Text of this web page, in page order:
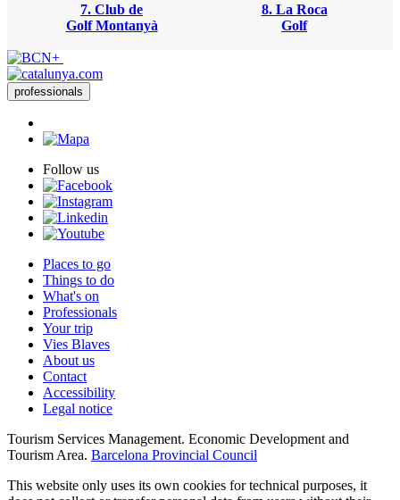
7. Club de
Golf Montanyà
8. La Roca
Golf
professionals
Follow us
Places to go
Things to do
What's on
Professionals
Your trip
Vies Blaves
About us
Contact
Accessibility
Legal notice
Tourism Services Management. Economic Development and
Tourism Area. Barcelona Provincial Council
This website only uses its own cookies for technical purposes, it